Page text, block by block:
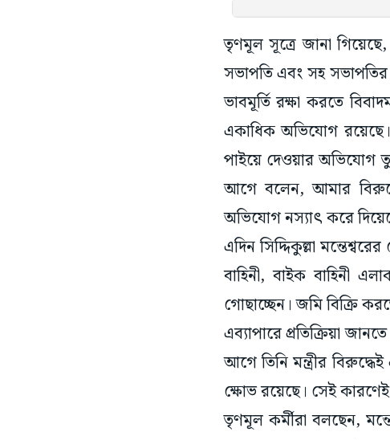
তৃণমূল সূত্রে জানা
সভাপতি এবং সহ সভাপতির
ভাবমূর্তি রক্ষা করতে
একাধিক অভিযোগ
পাইয়ে দেওয়ার অভিযোগ
আগে বলেন, আমার
অভিযোগ নস্যাৎ করে
এদিন সিদ্দিকুল্লা
বাহিনী, বাইক বাহিনী
গোছাচ্ছেন। জমি বিক্রি
এব্যাপারে প্রতিক্রিয়া
আগে তিনি মন্ত্রীর
ক্ষোভ রয়েছে। সেই
তৃণমূল কর্মীরা বলছেন,
শুরু করেছেন। মন্তেশ্বরের